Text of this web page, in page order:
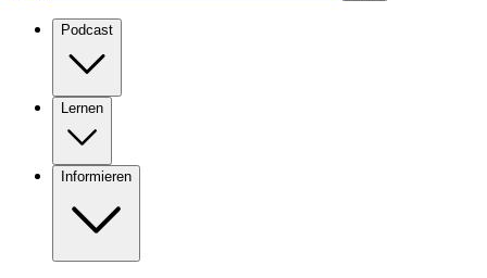
Podcast
Lernen
Informieren